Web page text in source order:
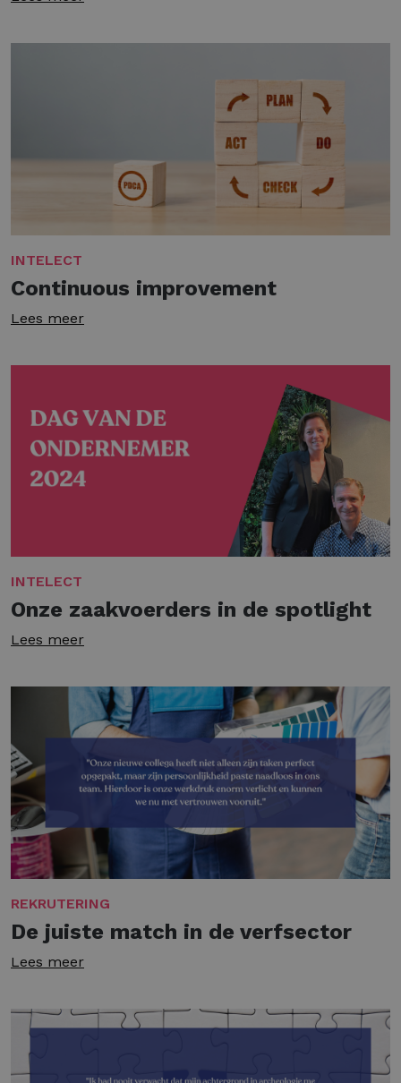
INTELECT
Continuous improvement
Lees meer
INTELECT
Onze zaakvoerders in de spotlight
Lees meer
REKRUTERING
De juiste match in de verfsector
Lees meer